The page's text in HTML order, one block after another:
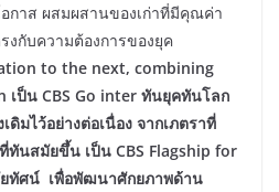
กาส ผสมผสานของเก่าที่มีคุณค่า
งกับความต้องการของยุค
to the next, combining
ป็น CBS Go inter ทันยุคทันโลก
มไว้อย่างต่อเนื่อง จากเภตราที่
นสมัยขึ้น เป็น CBS Flagship for
ทัศน์ เพื่อพัฒนาศักยภาพด้าน